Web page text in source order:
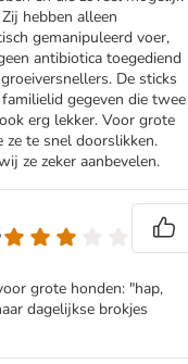
hebben alleen
gemanipuleerd voer,
antibiotica toegediend
De sticks
gegeven die twee
erg lekker. Voor grote
ze te snel doorslikken.
ze zeker aanbevelen.
grote honden: "hap,
dagelijkse brokjes